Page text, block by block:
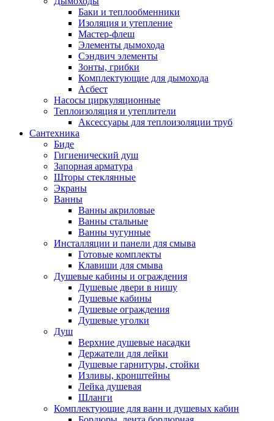
Баки и теплообменники
Изоляция и утепление
Мастер-флеш
Элементы дымохода
Сэндвич элементы
Зонты, грибки
Комплектующие для дымохода
Асбест
Насосы циркуляционные
Теплоизоляция и утеплители
Аксессуары для теплоизоляции труб
Сантехника
Биде
Гигиенический душ
Запорная арматура
Шторы стеклянные
Экраны
Ванны
Ванны акриловые
Ванны стальные
Ванны чугунные
Инсталляции и панели для смыва
Готовые комплекты
Клавиши для смыва
Душевые кабины и ограждения
Душевые двери в нишу
Душевые кабины
Душевые ограждения
Душевые уголки
Душ
Верхние душевые насадки
Держатели для лейки
Душевые гарнитуры, стойки
Изливы, кронштейны
Лейка душевая
Шланги
Комплектующие для ванн и душевых кабин